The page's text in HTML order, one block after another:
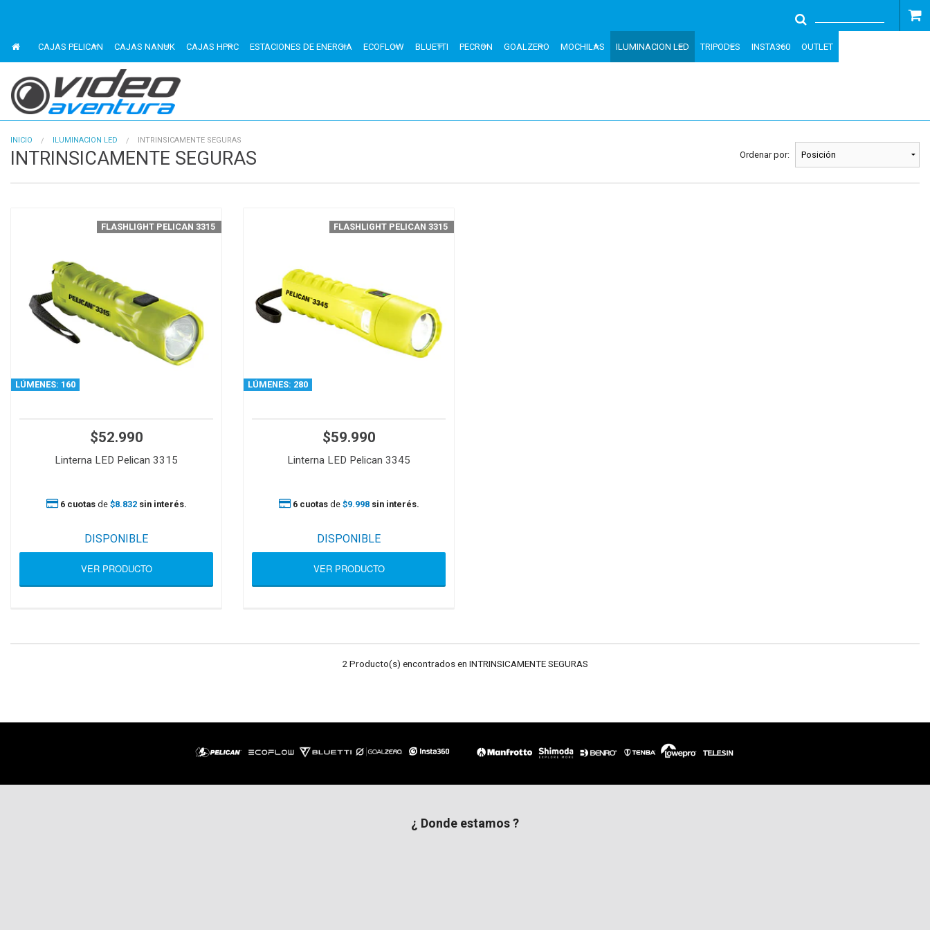
CAJAS PELICAN CAJAS NANUK CAJAS HPRC ESTACIONES DE ENERGIA ECOFLOW BLUETTI PECRON GOALZERO MOCHILAS ILUMINACION LED TRIPODES INSTA360 OUTLET
INICIO ILUMINACION LED INTRINSICAMENTE SEGURAS
INTRINSICAMENTE SEGURAS Ordenar por:
LÚMENES: 160
$52.990
Linterna LED Pelican 3315
FLASHLIGHT PELICAN 3315
6 cuotasde $8.832 sin interés.
DISPONIBLE
VER PRODUCTO
LÚMENES: 280
$59.990
Linterna LED Pelican 3345
FLASHLIGHT PELICAN 3315
6 cuotasde $9.998 sin interés.
DISPONIBLE
VER PRODUCTO
2 Producto(s) encontrados en INTRINSICAMENTE SEGURAS
¿ Donde estamos ?